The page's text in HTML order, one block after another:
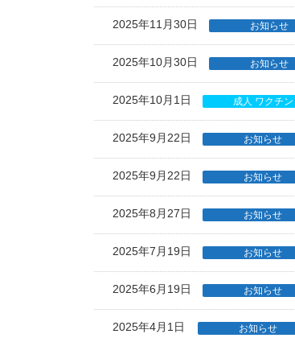
2025年11月30日 お知らせ
2025年10月30日 お知らせ
2025年10月1日 成人 ワクチン
2025年9月22日 お知らせ
2025年9月22日 お知らせ
2025年8月27日 お知らせ
2025年7月19日 お知らせ
2025年6月19日 お知らせ
2025年4月1日 お知らせ